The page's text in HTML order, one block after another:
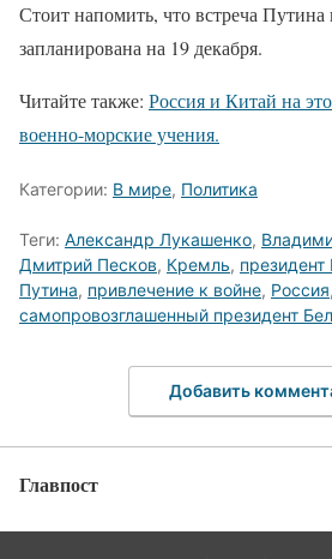
Стоит напомить, что встреча
запланирована на 19 декабря.
Читайте также: Россия и Китай на
военно-морские учения.
Категории: В мире, Политика
Теги: Александр Лукашенко,
Дмитрий Песков, Кремль, президент
Путина, привлечение к войне, Россия,
самопровозглашенный президент
Добавить
Главпост